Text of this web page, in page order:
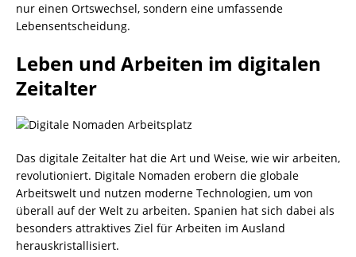
nur einen Ortswechsel, sondern eine umfassende
Lebensentscheidung.
Leben und Arbeiten im digitalen
Zeitalter
Das digitale Zeitalter hat die Art und Weise, wie wir arbeiten,
revolutioniert. Digitale Nomaden erobern die globale
Arbeitswelt und nutzen moderne Technologien, um von
überall auf der Welt zu arbeiten. Spanien hat sich dabei als
besonders attraktives Ziel für Arbeiten im Ausland
herauskristallisiert.